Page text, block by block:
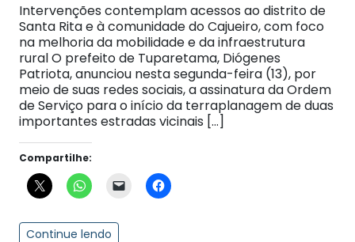
Intervenções contemplam acessos ao distrito de
Santa Rita e à comunidade do Cajueiro, com foco
na melhoria da mobilidade e da infraestrutura
rural O prefeito de Tuparetama, Diógenes
Patriota, anunciou nesta segunda-feira (13), por
meio de suas redes sociais, a assinatura da Ordem
de Serviço para o início da terraplanagem de duas
importantes estradas vicinais […]
Compartilhe:
Continue lendo